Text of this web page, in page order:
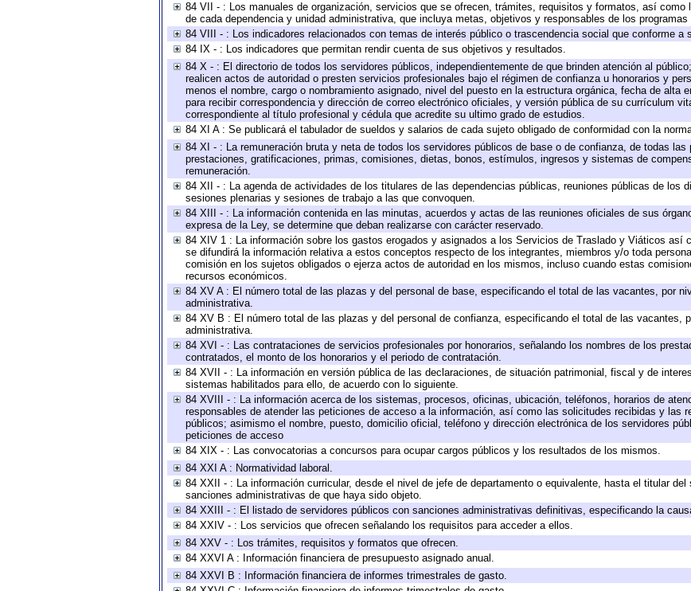
84 VII - : Los manuales de organización, servicios que se ofrecen, trámites, requisitos y formatos, así
de cada dependencia y unidad administrativa, que incluya metas, objetivos y responsables de los programas
84 VIII - : Los indicadores relacionados con temas de interés público o trascendencia social que conforme a
84 IX - : Los indicadores que permitan rendir cuenta de sus objetivos y resultados.
84 X - : El directorio de todos los servidores públicos, independientemente de que brinden atención al
realicen actos de autoridad o presten servicios profesionales bajo el régimen de confianza u honorarios y
menos el nombre, cargo o nombramiento asignado, nivel del puesto en la estructura orgánica, fecha de alta
para recibir correspondencia y dirección de correo electrónico oficiales, y versión pública de su currículum
correspondiente al título profesional y cédula que acredite su ultimo grado de estudios.
84 XI A : Se publicará el tabulador de sueldos y salarios de cada sujeto obligado de conformidad con la
84 XI - : La remuneración bruta y neta de todos los servidores públicos de base o de confianza, de todas
prestaciones, gratificaciones, primas, comisiones, dietas, bonos, estímulos, ingresos y sistemas de
remuneración.
84 XII - : La agenda de actividades de los titulares de las dependencias públicas, reuniones públicas de los
sesiones plenarias y sesiones de trabajo a las que convoquen.
84 XIII - : La información contenida en las minutas, acuerdos y actas de las reuniones oficiales de sus
expresa de la Ley, se determine que deban realizarse con carácter reservado.
84 XIV 1 : La información sobre los gastos erogados y asignados a los Servicios de Traslado y Viáticos así
se difundirá la información relativa a estos conceptos respecto de los integrantes, miembros y/o toda
comisión en los sujetos obligados o ejerza actos de autoridad en los mismos, incluso cuando estas
recursos económicos.
84 XV A : El número total de las plazas y del personal de base, especificando el total de las vacantes, por
administrativa.
84 XV B : El número total de las plazas y del personal de confianza, especificando el total de las vacantes,
administrativa.
84 XVI - : Las contrataciones de servicios profesionales por honorarios, señalando los nombres de los
contratados, el monto de los honorarios y el periodo de contratación.
84 XVII - : La información en versión pública de las declaraciones, de situación patrimonial, fiscal y de
sistemas habilitados para ello, de acuerdo con lo siguiente.
84 XVIII - : La información acerca de los sistemas, procesos, oficinas, ubicación, teléfonos, horarios de
responsables de atender las peticiones de acceso a la información, así como las solicitudes recibidas y las
públicos; asimismo el nombre, puesto, domicilio oficial, teléfono y dirección electrónica de los servidores
peticiones de acceso
84 XIX - : Las convocatorias a concursos para ocupar cargos públicos y los resultados de los mismos.
84 XXI A : Normatividad laboral.
84 XXII - : La información curricular, desde el nivel de jefe de departamento o equivalente, hasta el titular
sanciones administrativas de que haya sido objeto.
84 XXIII - : El listado de servidores públicos con sanciones administrativas definitivas, especificando la
84 XXIV - : Los servicios que ofrecen señalando los requisitos para acceder a ellos.
84 XXV - : Los trámites, requisitos y formatos que ofrecen.
84 XXVI A : Información financiera de presupuesto asignado anual.
84 XXVI B : Información financiera de informes trimestrales de gasto.